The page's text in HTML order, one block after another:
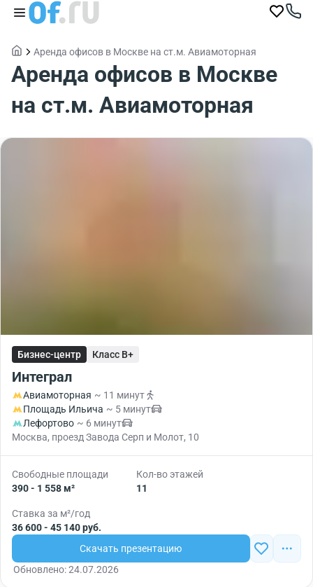
Аренда офисов в Москве на ст.м. Авиамоторная
Аренда офисов в Москве
на ст.м. Авиамоторная
Бизнес-центр Класс B+
Интеграл
Авиамоторная ~ 11 минут
Площадь Ильича ~ 5 минут
Лефортово ~ 6 минут
Москва, проезд Завода Серп и Молот, 10
Свободные площади
390 - 1 558 м²
Кол-во этажей
11
Ставка за м²/год
36 600 - 45 140 руб.
Скачать презентацию
Обновлено: 24.07.2026